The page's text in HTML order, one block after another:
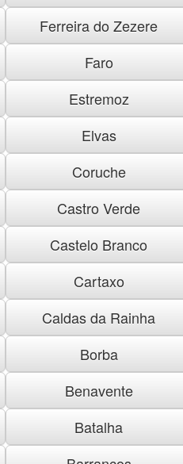
Ferreira do Zezere
Faro
Estremoz
Elvas
Coruche
Castro Verde
Castelo Branco
Cartaxo
Caldas da Rainha
Borba
Benavente
Batalha